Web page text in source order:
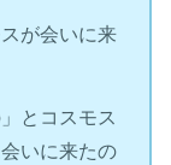
が会いに来
とコスモス
いに来たの